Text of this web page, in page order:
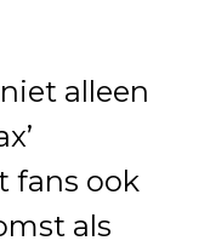
alleen
fans ook
als